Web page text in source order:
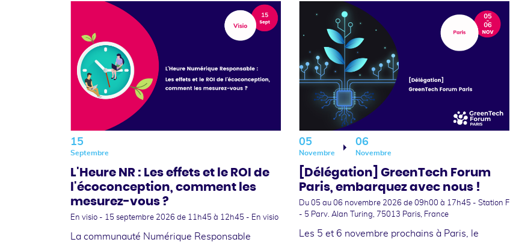
15
Septembre
L'Heure NR : Les effets et le ROI de
l'écoconception, comment les
mesurez-vous ?
En visio - 15 septembre 2026 de 11h45 à 12h45 - En visio
La communauté Numérique Responsable
05
Novembre
06
Novembre
[Délégation] GreenTech Forum
Paris, embarquez avec nous !
Du 05 au 06 novembre 2026 de 09h00 à 17h45 - Station F
- 5 Parv. Alan Turing, 75013 Paris, France
Les 5 et 6 novembre prochains à Paris, le